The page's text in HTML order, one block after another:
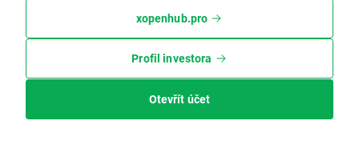
xopenhub.pro
Profil investora
Otevřít účet